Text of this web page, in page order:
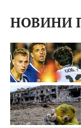
НОВИНИ